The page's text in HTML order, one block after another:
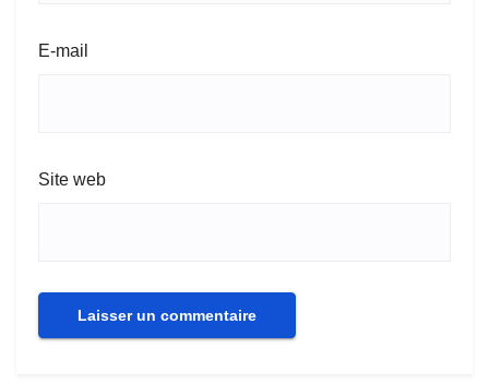
E-mail
Site web